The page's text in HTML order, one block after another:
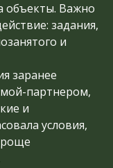
объекты. Важно
задания,
и
заранее
партнером,
и
условия,